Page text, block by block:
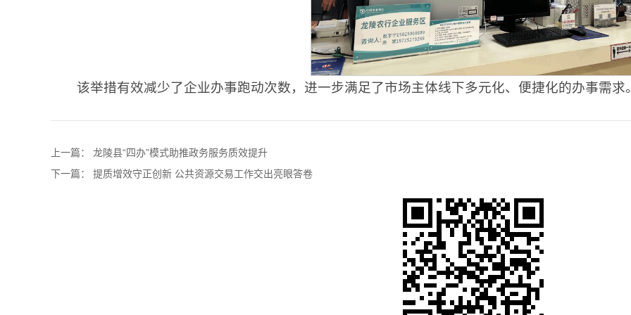
该举措有效减少了企业办事跑动次数，进一步满足了市场主体线下多元化、便捷化的办事需求
上一篇： 龙陵县“四办”模式助推政务服务质效提升
下一篇： 提质增效守正创新 公共资源交易工作交出亮眼答卷